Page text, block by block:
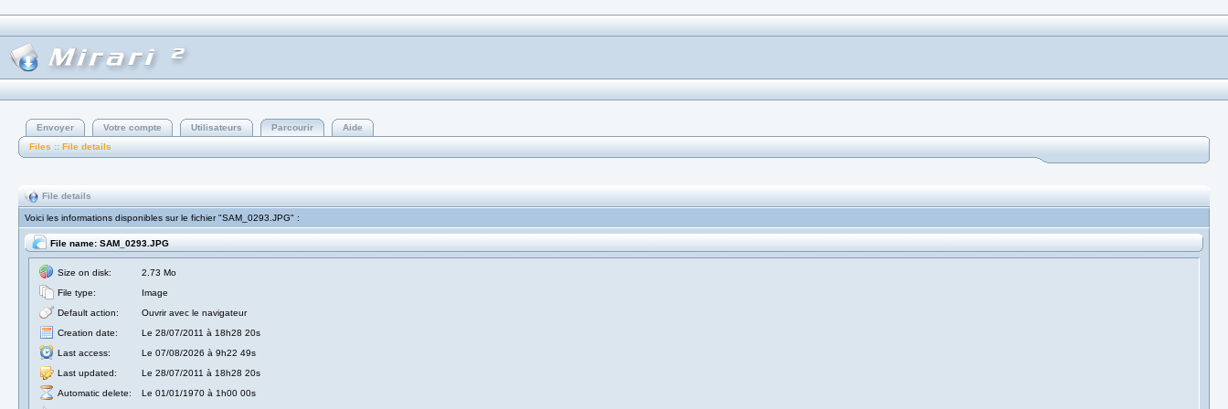
Envoyer Votre compte Utilisateurs Parcourir
Aide
Files :: File details
File details
Voici les informations disponibles sur le fichier "SAM_0293.JPG" :
File name: SAM_0293.JPG
Size on disk:
2.73 Mo
File type:
Image
Default action:
Ouvrir avec le navigateur
Creation date:
Le 28/07/2011 à 18h28 20s
Last access:
Le 07/08/2026 à 9h22 49s
Last updated:
Le 28/07/2011 à 18h28 20s
Automatic delete:
Le 01/01/1970 à 1h00 00s